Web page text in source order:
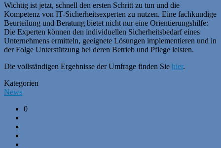
Wichtig ist jetzt, schnell den ersten Schritt zu tun und die
Kompetenz von IT-Sicherheitsexperten zu nutzen. Eine fachkundige
Beurteilung und Beratung bietet nicht nur eine Orientierungshilfe:
Die Experten können den individuellen Sicherheitsbedarf eines
Unternehmens ermitteln, geeignete Lösungen implementieren und in
der Folge Unterstützung bei deren Betrieb und Pflege leisten.
Die vollständigen Ergebnisse der Umfrage finden Sie hier.
Kategorien
News
0